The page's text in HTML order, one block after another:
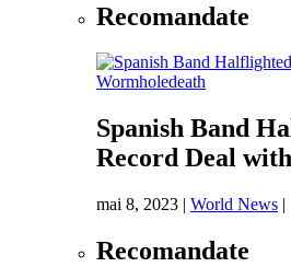
Recomandate
Spanish Band
Record Deal
mai 8, 2023 | World News |
Recomandate